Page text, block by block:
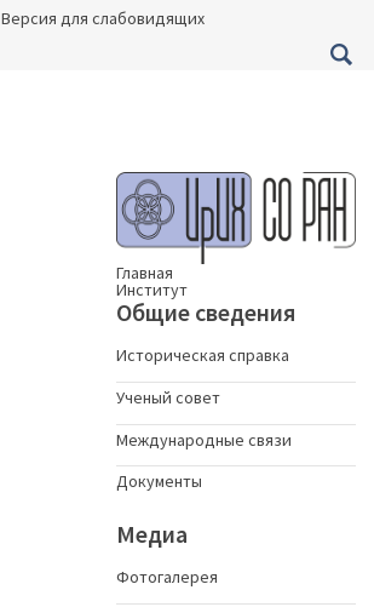
Версия для слабовидящих
Главная
Институт
Общие сведения
Историческая справка
Ученый совет
Международные связи
Документы
Медиа
Фотогалерея